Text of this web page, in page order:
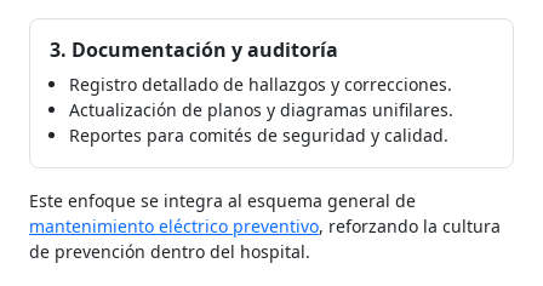
3. Documentación y auditoría
Registro detallado de hallazgos y correcciones.
Actualización de planos y diagramas unifilares.
Reportes para comités de seguridad y calidad.
Este enfoque se integra al esquema general de
mantenimiento eléctrico preventivo, reforzando la cultura
de prevención dentro del hospital.